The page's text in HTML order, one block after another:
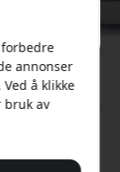
annonser
å klikke
bruk av